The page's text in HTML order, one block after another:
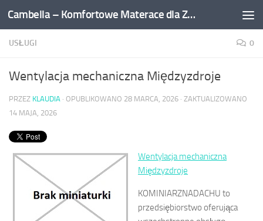
Przejdź do treści Cambella – Komfortowe Materace dla Zdrowego Snu
USŁUGI 0
Wentylacja mechaniczna Międzyzdroje
PRZEZ KLAUDIA · OPUBLIKOWANO 28 MARCA, 2026 · ZAKTUALIZOWANO
14 MAJA, 2026
Wentylacja mechaniczna
Międzyzdroje
KOMINIARZNADACHU to
przedsiębiorstwo oferująca